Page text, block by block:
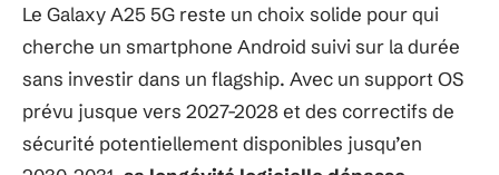
Le Galaxy A25 5G reste un choix solide pour qui
cherche un smartphone Android suivi sur la durée
sans investir dans un flagship. Avec un support OS
prévu jusque vers 2027-2028 et des correctifs de
sécurité potentiellement disponibles jusqu’en